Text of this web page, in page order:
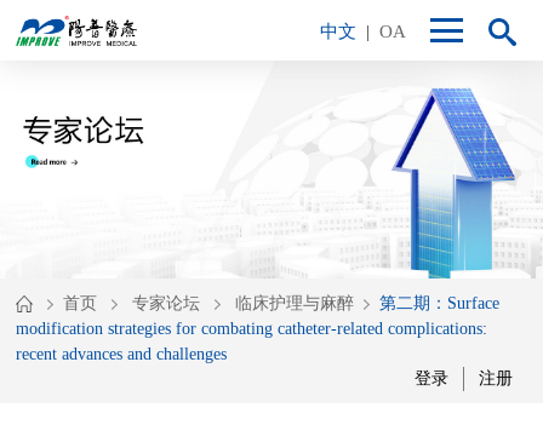
中文 | OA
首页 专家论坛 临床护理与麻醉
第二期：Surface
modification strategies for combating catheter-related complications:
recent advances and challenges
登录
注册